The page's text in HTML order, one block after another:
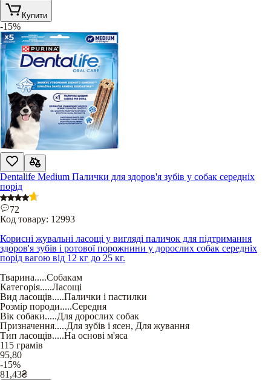
Купити
-15%
Dentalife Medium Палички для здоров'я зубів у собак середніх
порід
72
Код товару: 12993
Корисні жувальні ласощі у вигляді паличок для підтримання
здоров'я зубів і ротової порожнини у дорослих собак середніх
порід вагою від 12 кг до 25 кг.
Тварина.....Собакам
Категорія.....Ласощі
Вид ласощів.....Палички і пастилки
Розмір породи.....Середня
Вік собаки.....Для дорослих собак
Призначення.....Для зубів і ясен, Для жування
Тип ласощів.....На основі м'яса
115 грамів
95,80
-15%
81,43₴